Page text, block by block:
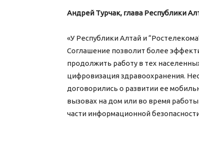
Андрей Турчак, глава Республики
«У Республики Алтай и
Соглашение позволит более
продолжить работу в тех
цифровизация здравоохранения.
договорились о развитии ее
вызовах на дом или во время
части информационной